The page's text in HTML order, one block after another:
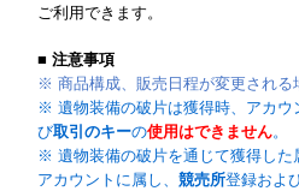
ご利用できます。
■ 注意事項
※ 商品構成、販売日程が変更される
※ 遺物装備の破片は獲得時、アカウ
び取引のキーの使用はできません。
※ 遺物装備の破片を通じて獲得した
アカウントに属し、競売所登録およ